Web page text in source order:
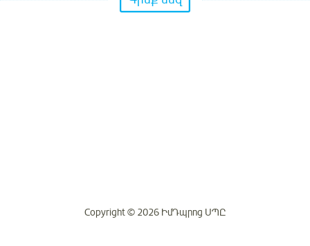
Copyright © 2026 ԻմԴպրոց ՍՊԸ